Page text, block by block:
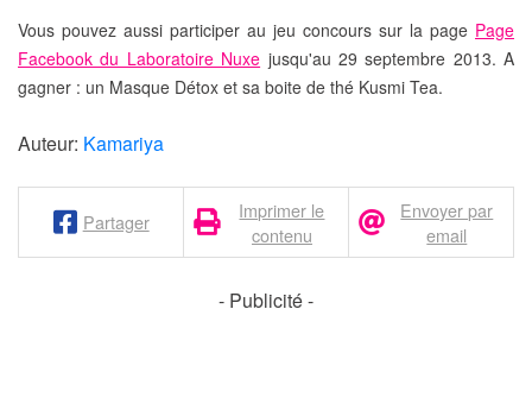
Vous pouvez aussi participer au jeu concours sur la page Page
Facebook du Laboratoire Nuxe jusqu'au 29 septembre 2013. A
gagner : un Masque Détox et sa boite de thé Kusmi Tea.
Auteur: Kamariya
Partager
Imprimer le
contenu
Envoyer par
email
- Publicité -